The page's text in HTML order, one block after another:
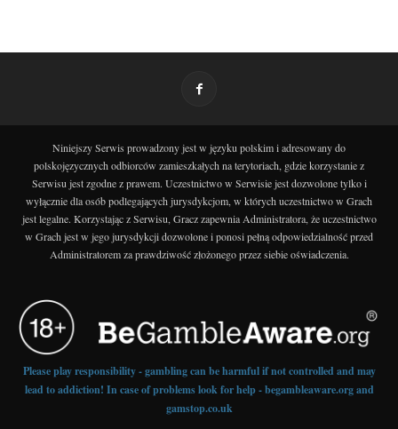
Niniejszy Serwis prowadzony jest w języku polskim i adresowany do
polskojęzycznych odbiorców zamieszkałych na terytoriach, gdzie korzystanie z
Serwisu jest zgodne z prawem. Uczestnictwo w Serwisie jest dozwolone tylko i
wyłącznie dla osób podlegających jurysdykcjom, w których uczestnictwo w Grach
jest legalne. Korzystając z Serwisu, Gracz zapewnia Administratora, że uczestnictwo
w Grach jest w jego jurysdykcji dozwolone i ponosi pełną odpowiedzialność przed
Administratorem za prawdziwość złożonego przez siebie oświadczenia.
Please play responsibility - gambling can be harmful if not controlled and may
lead to addiction! In case of problems look for help - begambleaware.org and
gamstop.co.uk